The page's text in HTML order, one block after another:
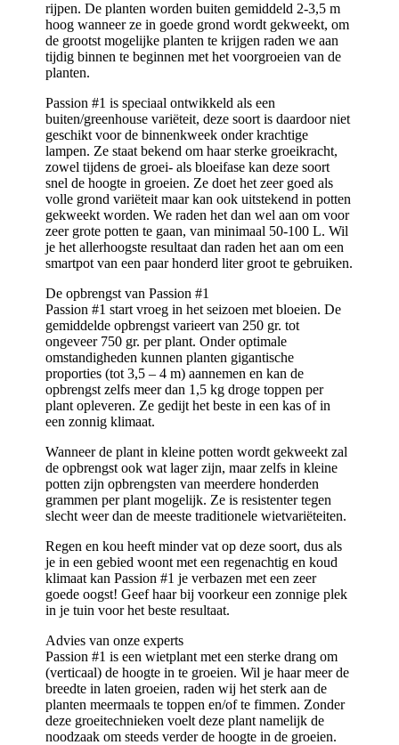
rijpen. De planten worden buiten gemiddeld 2-3,5 m
hoog wanneer ze in goede grond wordt gekweekt, om
de grootst mogelijke planten te krijgen raden we aan
tijdig binnen te beginnen met het voorgroeien van de
planten.
Passion #1 is speciaal ontwikkeld als een
buiten/greenhouse variëteit, deze soort is daardoor niet
geschikt voor de binnenkweek onder krachtige
lampen. Ze staat bekend om haar sterke groeikracht,
zowel tijdens de groei- als bloeifase kan deze soort
snel de hoogte in groeien. Ze doet het zeer goed als
volle grond variëteit maar kan ook uitstekend in potten
gekweekt worden. We raden het dan wel aan om voor
zeer grote potten te gaan, van minimaal 50-100 L. Wil
je het allerhoogste resultaat dan raden het aan om een
smartpot van een paar honderd liter groot te gebruiken.
De opbrengst van Passion #1
Passion #1 start vroeg in het seizoen met bloeien. De
gemiddelde opbrengst varieert van 250 gr. tot
ongeveer 750 gr. per plant. Onder optimale
omstandigheden kunnen planten gigantische
proporties (tot 3,5 – 4 m) aannemen en kan de
opbrengst zelfs meer dan 1,5 kg droge toppen per
plant opleveren. Ze gedijt het beste in een kas of in
een zonnig klimaat.
Wanneer de plant in kleine potten wordt gekweekt zal
de opbrengst ook wat lager zijn, maar zelfs in kleine
potten zijn opbrengsten van meerdere honderden
grammen per plant mogelijk. Ze is resistenter tegen
slecht weer dan de meeste traditionele wietvariëteiten.
Regen en kou heeft minder vat op deze soort, dus als
je in een gebied woont met een regenachtig en koud
klimaat kan Passion #1 je verbazen met een zeer
goede oogst! Geef haar bij voorkeur een zonnige plek
in je tuin voor het beste resultaat.
Advies van onze experts
Passion #1 is een wietplant met een sterke drang om
(verticaal) de hoogte in te groeien. Wil je haar meer de
breedte in laten groeien, raden wij het sterk aan de
planten meermaals te toppen en/of te fimmen. Zonder
deze groeitechnieken voelt deze plant namelijk de
noodzaak om steeds verder de hoogte in de groeien.